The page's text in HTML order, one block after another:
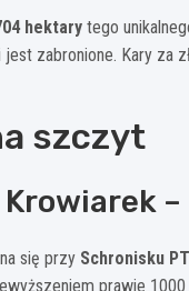
hektary tego
zabronione. Kary za
szczyt
się przy Schronisku
prawie